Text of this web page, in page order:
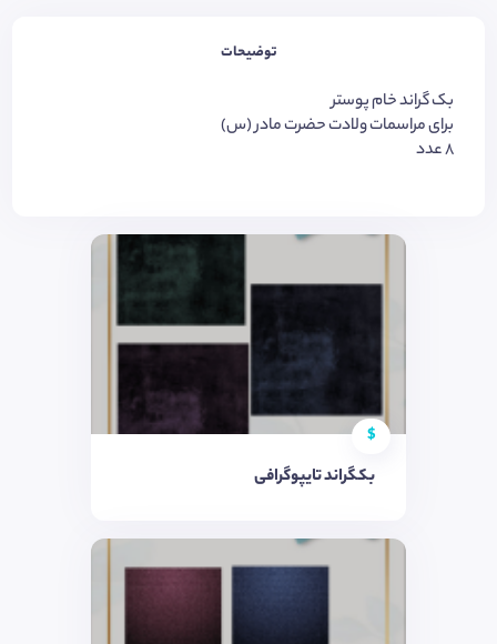
توضیحات
بک گراند خام پوستر
برای مراسمات ولادت حضرت مادر (س)
۸ عدد
$
بکگراند تایپوگرافی